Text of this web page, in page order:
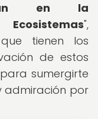
en la
",
tienen los
de estos
sumergirte
admiración por